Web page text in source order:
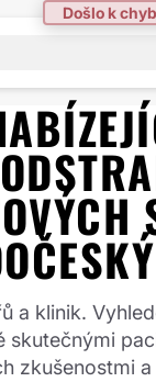
a klinik.
skutečnými
zkušenostmi